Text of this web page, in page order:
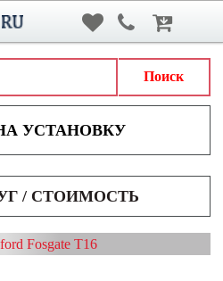
Поиск
/ СТОИМОСТЬ
ОБОРУДОВАНИЕ
Fosgate T16